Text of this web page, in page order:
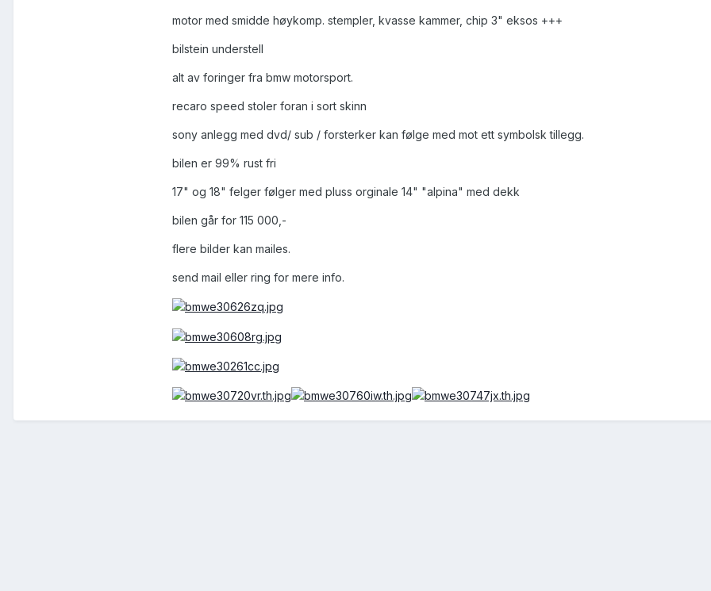
motor med smidde høykomp. stempler, kvasse kammer, chip 3" eksos +++
bilstein understell
alt av foringer fra bmw motorsport.
recaro speed stoler foran i sort skinn
sony anlegg med dvd/ sub / forsterker kan følge med mot ett symbolsk tillegg.
bilen er 99% rust fri
17" og 18" felger følger med pluss orginale 14" "alpina" med dekk
bilen går for 115 000,-
flere bilder kan mailes.
send mail eller ring for mere info.